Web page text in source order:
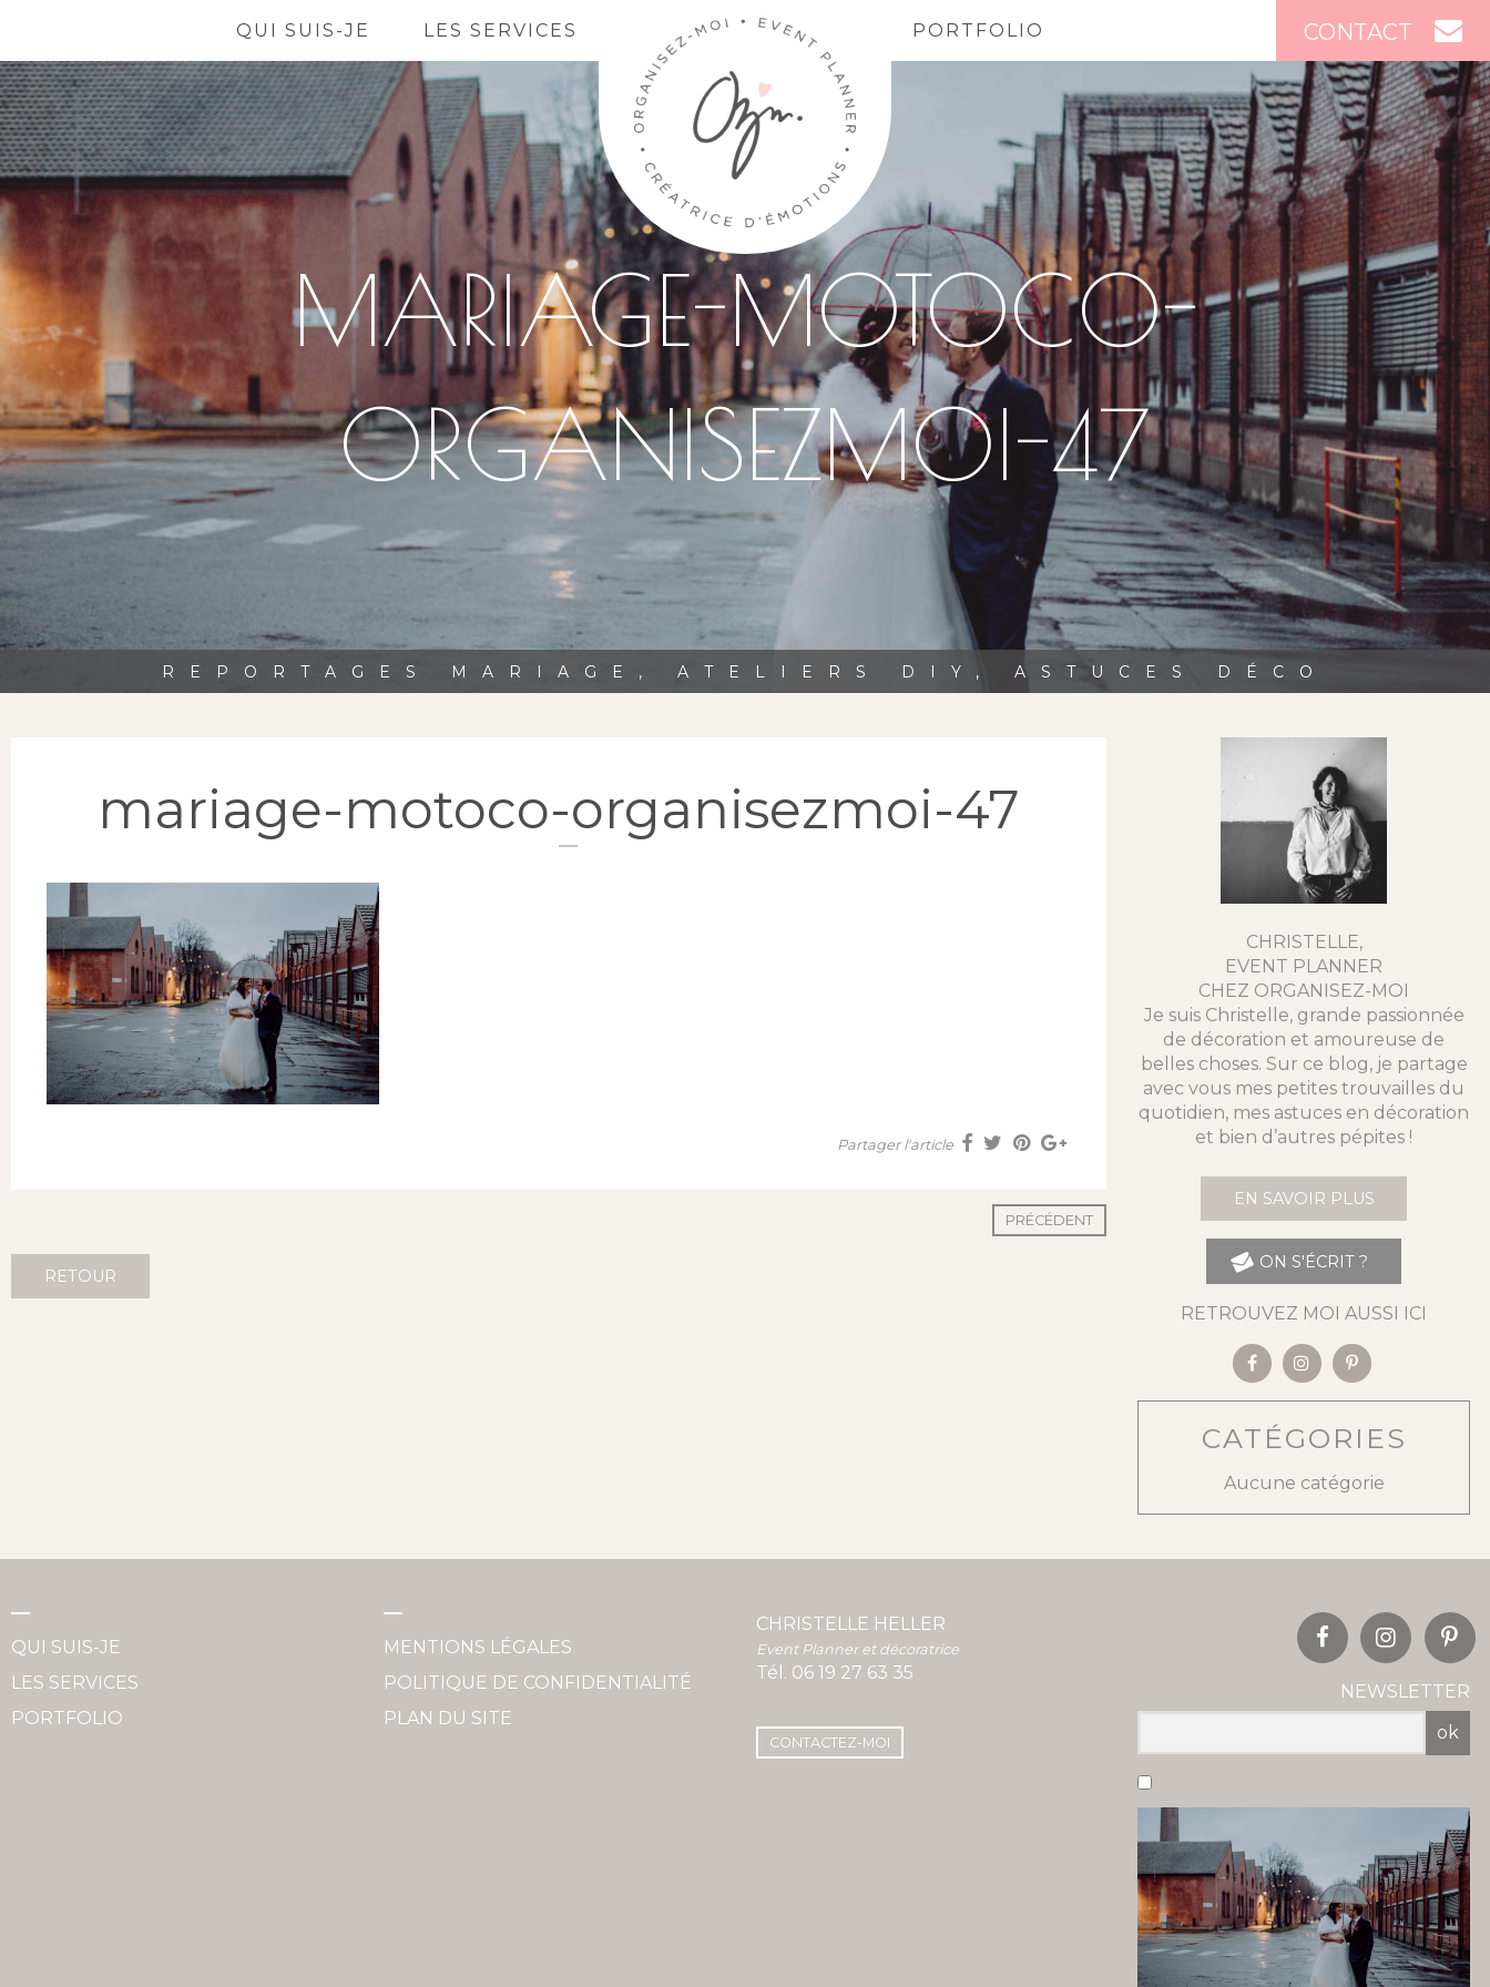
CONTACT
QUI SUIS-JE LES SERVICES PORTFOLIO
MARIAGE-MOTOCO-
ORGANISEZMOI-47
REPORTAGES MARIAGE, ATELIERS DIY, ASTUCES DÉCO
mariage-motoco-organisezmoi-47
Partager l'article
PRÉCÉDENT
RETOUR
CHRISTELLE,
EVENT PLANNER
CHEZ ORGANISEZ-MOI
Je suis Christelle, grande passionnée
de décoration et amoureuse de
belles choses. Sur ce blog, je partage
avec vous mes petites trouvailles du
quotidien, mes astuces en décoration
et bien d’autres pépites !
EN SAVOIR PLUS
ON S'ÉCRIT ?
RETROUVEZ MOI AUSSI ICI
CATÉGORIES
Aucune catégorie
QUI SUIS-JE
LES SERVICES
PORTFOLIO
MENTIONS LÉGALES
POLITIQUE DE CONFIDENTIALITÉ
PLAN DU SITE
CHRISTELLE HELLER
Event Planner et décoratrice
Tél. 06 19 27 63 35
CONTACTEZ-MOI
NEWSLETTER
ok